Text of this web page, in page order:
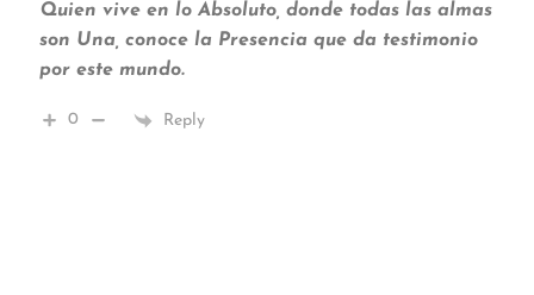
Quien vive en lo Absoluto, donde todas las almas
son Una, conoce la Presencia que da testimonio
por este mundo.
0 Reply